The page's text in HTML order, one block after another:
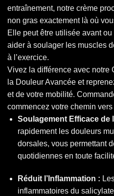
entraînement, notre crème
non gras exactement là où
Elle peut être utilisée avant
aider à soulager les muscles
à l’exercice.
Vivez la différence avec notre
la Douleur Avancée et
et de votre mobilité.
commencez votre chemin
Soulagement Efficace de
rapidement les douleurs
dorsales, vous permettant
quotidiennes en toute
Réduit l’Inflammation :
inflammatoires du